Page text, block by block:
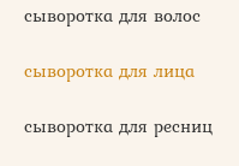
сыворотка для волос
сыворотка для лица
сыворотка для ресниц